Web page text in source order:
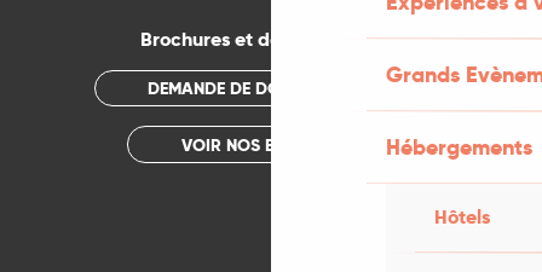
Grands
Hébergements
Hôtels
Brochures et documentations
DEMANDE DE DOCUMENTATION
VOIR NOS BROCHURES